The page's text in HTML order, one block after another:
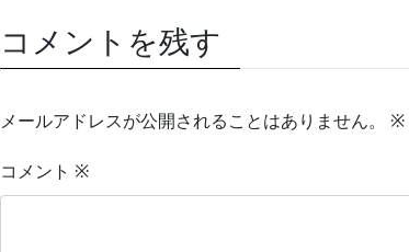
コメントを残す
メールアドレスが公開されることはありません。 ※
コメント ※